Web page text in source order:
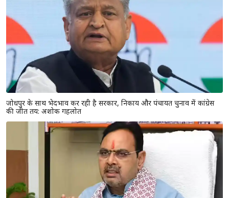
जोधपुर के साथ भेदभाव कर रही है सरकार, निकाय और पंचायत चुनाव में कांग्रेस
की जीत तय: अशोक गहलोत